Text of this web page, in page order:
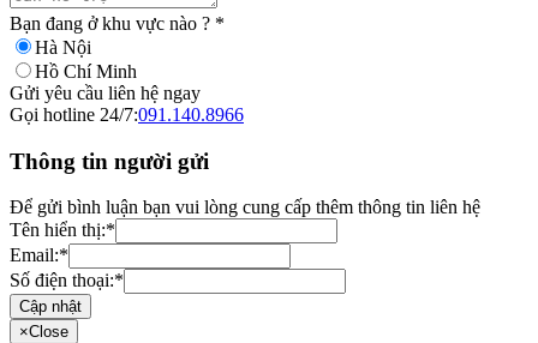
Bạn đang ở khu vực nào ? *
Hà Nội
Hồ Chí Minh
Gửi yêu cầu liên hệ ngay
Gọi hotline 24/7:091.140.8966
Thông tin người gửi
Để gửi bình luận bạn vui lòng cung cấp thêm thông tin liên hệ
Tên hiển thị:*
Email:*
Số điện thoại:*
Cập nhật
×Close